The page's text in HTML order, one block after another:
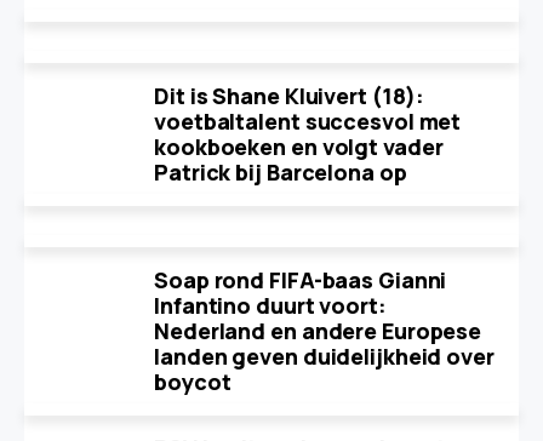
Dit is Shane Kluivert (18):
voetbaltalent succesvol met
kookboeken en volgt vader
Patrick bij Barcelona op
Soap rond FIFA-baas Gianni
Infantino duurt voort:
Nederland en andere Europese
landen geven duidelijkheid over
boycot